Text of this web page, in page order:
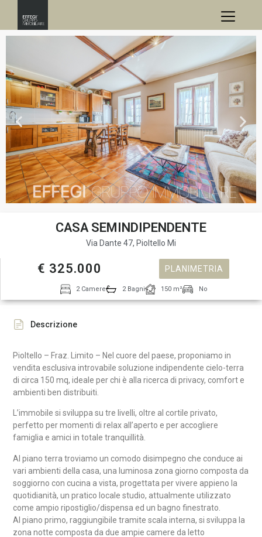
CASA SEMINDIPENDENTE
Via Dante 47, Pioltello Mi
€ 325.000 PLANIMETRIA
2 Camere 2 Bagni 150 m² No
Descrizione
Pioltello – Fraz. Limito – Nel cuore del paese, proponiamo in
vendita esclusiva introvabile soluzione indipendente cielo-terra
di circa 150 mq, ideale per chi è alla ricerca di privacy, comfort e
ambienti ben distribuiti.
L’immobile si sviluppa su tre livelli, oltre al cortile privato,
perfetto per momenti di relax all’aperto e per accogliere
famiglia e amici in totale tranquillità.
Al piano terra troviamo un comodo disimpegno che conduce ai
vari ambienti della casa, una luminosa zona giorno composta da
soggiorno con cucina a vista, progettata per vivere appieno la
quotidianità, un pratico locale studio, attualmente utilizzato
come ampio ripostiglio/dispensa ed un bagno finestrato.
Al piano primo, raggiungibile tramite scala interna, si sviluppa la
zona notte composta da due ampie camere da letto